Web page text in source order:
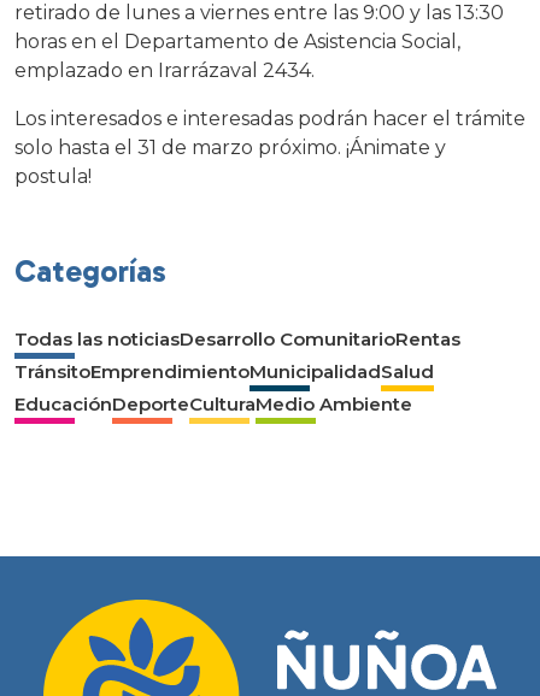
retirado de lunes a viernes entre las 9:00 y las 13:30
horas en el Departamento de Asistencia Social,
emplazado en Irarrázaval 2434.
Los interesados e interesadas podrán hacer el trámite
solo hasta el 31 de marzo próximo. ¡Ánimate y
postula!
Categorías
Todas las noticiasDesarrollo ComunitarioRentas
TránsitoEmprendimientoMunicipalidadSalud
EducaciónDeporteCulturaMedio Ambiente